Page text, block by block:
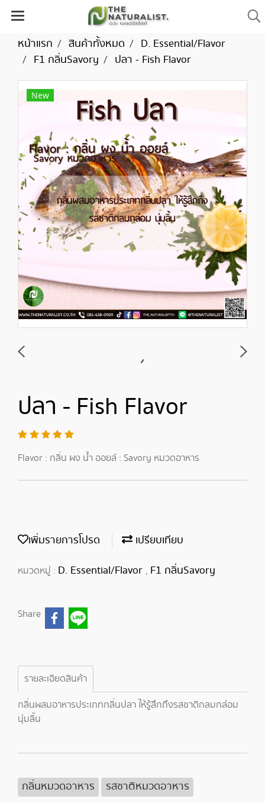
หน้าแรก สินค้าทั้งหมด
D. Essential/Flavor
F1 กลิ่นSavory
ปลา - Fish Flavor
New
ปลา - Fish Flavor
Flavor : กลิ่น ผง น้ำ ออยล์ : Savory หมวดอาหาร
เพิ่มรายการโปรด เปรียบเทียบ
หมวดหมู่ : D. Essential/Flavor , F1 กลิ่นSavory
Share
รายละเอียดสินค้า
กลิ่นผสมอาหารประเภทกลิ่นปลา ให้รู้สึกถึงรสชาติกลมกล่อม
นุ่มลิ้น
กลิ่นหมวดอาหาร รสชาติหมวดอาหาร